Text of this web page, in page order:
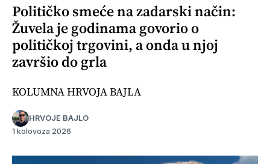
Političko smeće na zadarski način:
Žuvela je godinama govorio o
političkoj trgovini, a onda u njoj
završio do grla
KOLUMNA HRVOJA BAJLA
HRVOJE BAJLO
1 kolovoza 2026